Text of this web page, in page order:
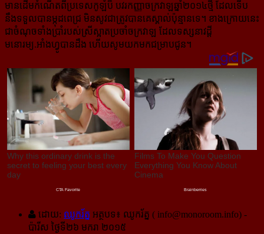
មានដើមកំណើតពីប្រទេសកូឡំប៊ី បវរកញ្ញាចក្រវាឡឆ្នាំ២០១៤ថ្មី ដែលទើប
នឹងទទួលបានម្កុដពេជ្រ មិន​សូវ​ជា​ត្រូវ​បាន​គេ​ស្គាល់​ប៉ុន្មាន​ទេ។ ខាងក្រោយនេះ
ជាចំណុចទាំងប្រាំរបស់ស្រីស្អាតប្រចាំចក្រវាឡ ដែល​ទស្សនាវដ្ដី​
មនោរម្យ.អាំងហ្វូ​បាន​ដឹង ហើយ​​សូម​យក​មក​ជម្រាប​ជូន។
ដោយ: ឈូករ័ត្ន អត្ថបទ៖ ឈូករ័ត្ន ( info@monoroom.info) -
ប៉ារីស ថ្ងៃទី២៦ មករា ២០១៥